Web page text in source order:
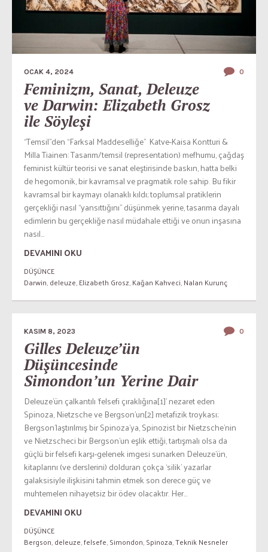
OCAK 4, 2024 0
Feminizm, Sanat, Deleuze
ve Darwin: Elizabeth Grosz
ile Söyleşi
“Temsil”den “Farksal Maddeselliğe” Katve-Kaisa Kontturi &
Milla Tiainen: Tasarım/temsil (representation) mefhumu, çağdaş
feminist kültür teorisi ve sanat eleştirisinde baskın, hatta belki
de hegomonik, bir kavramsal ve pragmatik role sahip. Bu fikir
kavramsal bir kaymayı olanaklı kıldı; toplumsal pratiklerin
gerçekliği nasıl “yansıttığını” düşünmek yerine, tasarıma dayalı
edimlerin bu gerçekliğe nasıl müdahale ettiği ve onun inşasına
nasıl...
DEVAMINI OKU
DÜŞÜNCE
Darwin,deleuze,Elizabeth Grosz,Kağan Kahveci,Nalan Kurunç
KASIM 8, 2023 0
Gilles Deleuze’ün
Düşüncesinde
Simondon’un Yerine Dair
Deleuze’ün çalkantılı ‘felsefi çıraklığına[1]’ nezaret eden
Spinoza, Nietzsche ve Bergson’un[2] metafizik troykası;
Bergson’laştırılmış bir Spinoza’ya, Spinozist bir Nietzsche’nin
ve Nietzscheci bir Bergson’un eşlik ettiği, tartışmalı olsa da
güçlü bir felsefi karşı-gelenek imgesi sunarken Deleuze’ün,
kitaplarını (ve derslerini) dolduran çokça ‘silik’ yazarlar
galaksisiyle ilişkisini tahmin etmek son derece güç ve
muhtemelen nihayetsiz bir ödev olacaktır. Her...
DEVAMINI OKU
DÜŞÜNCE
Bergson,deleuze,felsefe,Simondon,Spinoza,Teknik Nesneler